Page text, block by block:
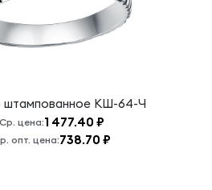
штампованное КШ-64-Ч
Ср. цена:1 477.40 ₽
опт. цена:738.70 ₽